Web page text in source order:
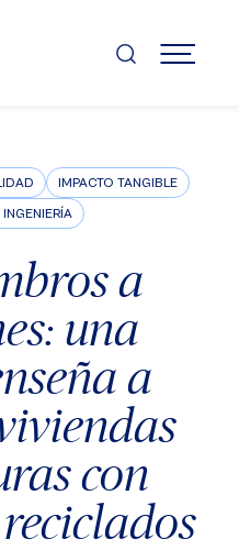
MENÚ
IMPACTO TANGIBLE
a
una
a
con